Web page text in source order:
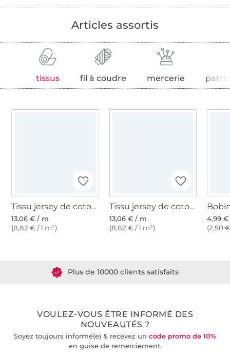
Articles assortis
tissus fil à coudre mercerie
Tissu jersey de coton uni, bleu pétrole clair
13,06 € / m
(8,82 € / 1 m²)
Tissu jersey de coton uni, vert menthe, 455.421-6305
13,06 € / m
(8,82 € / 1 m²)
4,99
(2,50
Plus de 10000 clients satisfaits
VOULEZ-VOUS ÊTRE INFORMÉ DES
NOUVEAUTÉS ?
Soyez toujours informé(e) & recevez un code promo de 10%
en guise de remerciement.